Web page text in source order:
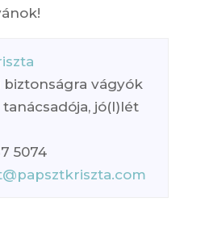
biztonságra vágyók
jó(l)lét
5074